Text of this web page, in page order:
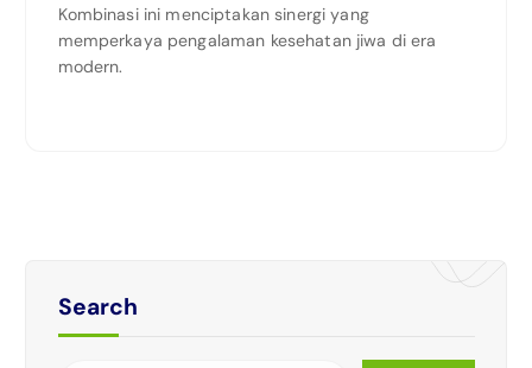
Kombinasi ini menciptakan sinergi yang
memperkaya pengalaman kesehatan jiwa di era
modern.
Search